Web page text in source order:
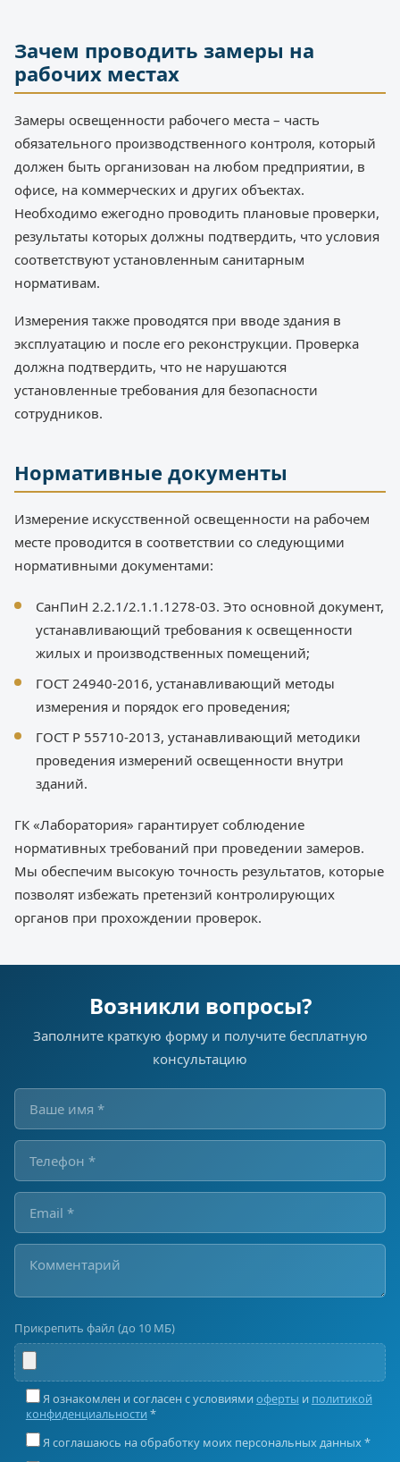
Зачем проводить замеры на
рабочих местах
Замеры освещенности рабочего места – часть
обязательного производственного контроля, который
должен быть организован на любом предприятии, в
офисе, на коммерческих и других объектах.
Необходимо ежегодно проводить плановые проверки,
результаты которых должны подтвердить, что условия
соответствуют установленным санитарным
нормативам.
Измерения также проводятся при вводе здания в
эксплуатацию и после его реконструкции. Проверка
должна подтвердить, что не нарушаются
установленные требования для безопасности
сотрудников.
Нормативные документы
Измерение искусственной освещенности на рабочем
месте проводится в соответствии со следующими
нормативными документами:
СанПиН 2.2.1/2.1.1.1278-03. Это основной документ,
устанавливающий требования к освещенности
жилых и производственных помещений;
ГОСТ 24940-2016, устанавливающий методы
измерения и порядок его проведения;
ГОСТ Р 55710-2013, устанавливающий методики
проведения измерений освещенности внутри
зданий.
ГК «Лаборатория» гарантирует соблюдение
нормативных требований при проведении замеров.
Мы обеспечим высокую точность результатов, которые
позволят избежать претензий контролирующих
органов при прохождении проверок.
Возникли вопросы?
Заполните краткую форму и получите бесплатную
консультацию
Прикрепить файл (до 10 МБ)
Я ознакомлен и согласен с условиями оферты и политикой
конфиденциальности *
Я соглашаюсь на обработку моих персональных данных *